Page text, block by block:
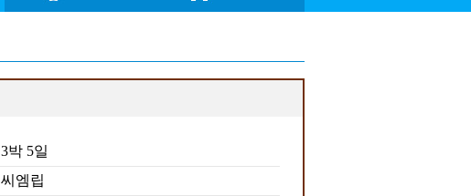
3박 5일
씨엠립